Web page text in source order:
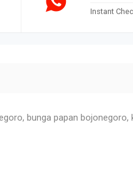
Instant
bunga papan